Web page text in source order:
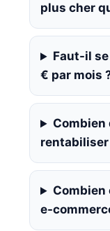
plus cher
Faut-il
€ par mois
Combien
rentabiliser
Combien
e-